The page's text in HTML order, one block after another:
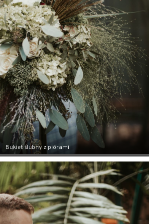
Bukiet ślubny z piórami